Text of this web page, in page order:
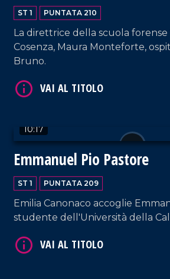
ST 1 PUNTATA 210
La direttrice della scuola forense
Cosenza, Maura Monteforte,
Bruno.
10:17
Emmanuel Pio Pastore
ST 1 PUNTATA 209
Emilia Canonaco accoglie
studente dell'Università della
VAI AL TITOLO